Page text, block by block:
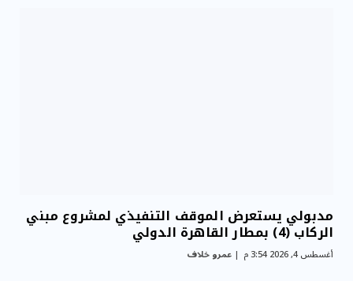
مدبولي يستعرض الموقف التنفيذي لمشروع مبني
الركاب (4) بمطار القاهرة الدولي
أغسطس 4, 2026 3:54 م عمرو خلاف